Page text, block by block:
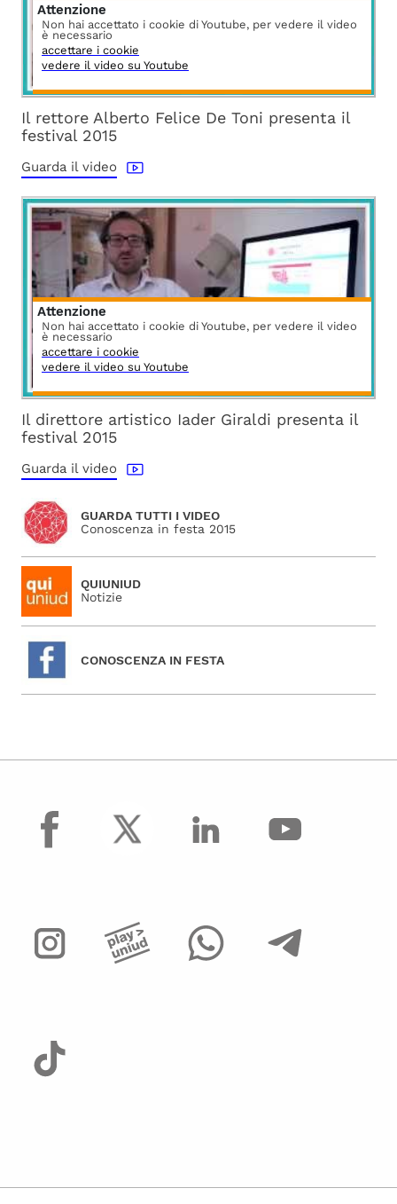
Attenzione
Non hai accettato i cookie di Youtube, per vedere il video
è necessario
accettare i cookie
vedere il video su Youtube
Il rettore Alberto Felice De Toni presenta il
festival 2015
Guarda il video
Attenzione
Non hai accettato i cookie di Youtube, per vedere il video
è necessario
accettare i cookie
vedere il video su Youtube
Il direttore artistico Iader Giraldi presenta il
festival 2015
Guarda il video
GUARDA TUTTI I VIDEO
Conoscenza in festa 2015
QUIUNIUD
Notizie
CONOSCENZA IN FESTA
facebook